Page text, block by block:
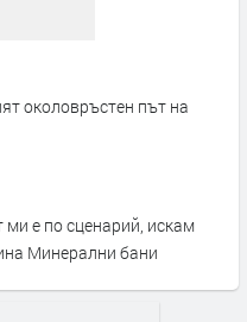
околовръстен път на
е по сценарий, искам
Минерални бани